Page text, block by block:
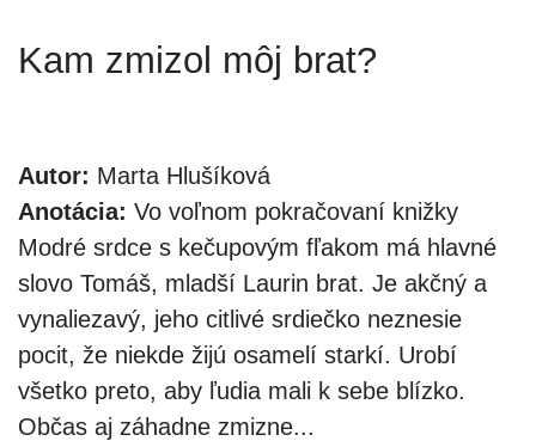
Kam zmizol môj brat?
Autor: Marta Hlušíková
Anotácia: Vo voľnom pokračovaní knižky
Modré srdce s kečupovým fľakom má hlavné
slovo Tomáš, mladší Laurin brat. Je akčný a
vynaliezavý, jeho citlivé srdiečko neznesie
pocit, že niekde žijú osamelí starkí. Urobí
všetko preto, aby ľudia mali k sebe blízko.
Občas aj záhadne zmizne...